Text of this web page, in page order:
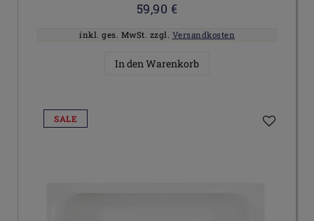
59,90 €
inkl. ges. MwSt. zzgl. Versandkosten
In den Warenkorb
SALE